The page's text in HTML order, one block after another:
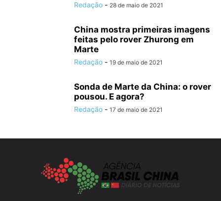
Redação - 28 de maio de 2021
China mostra primeiras imagens
feitas pelo rover Zhurong em
Marte
Redação - 19 de maio de 2021
Sonda de Marte da China: o rover
pousou. E agora?
Redação - 17 de maio de 2021